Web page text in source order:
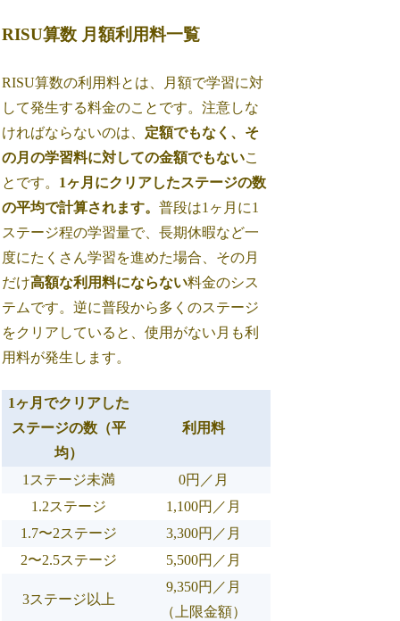
RISU算数 月額利用料一覧
RISU算数の利用料とは、月額で学習に対
して発生する料金のことです。注意しな
ければならないのは、 定額でもなく、そ
の月の学習料に対しての金額でもないこ
とです。 1ヶ月にクリアしたステージの数
の平均で計算されます。普段は1ヶ月に1
ステージ程の学習量で、長期休暇など一
度にたくさん学習を進めた場合、その月
だけ高額な利用料にならない料金のシス
テムです。逆に普段から多くのステージ
をクリアしていると、使用がない月も利
用料が発生します。
1ヶ月でクリアした
ステージの数（平
均）
利用料
1ステージ未満
0円／月
1.2ステージ
1,100円／月
1.7〜2ステージ
3,300円／月
2〜2.5ステージ
5,500円／月
3ステージ以上
9,350円／月
（上限金額）